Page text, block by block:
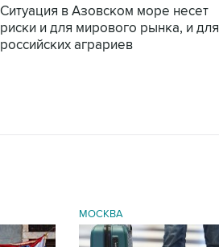
Ситуация в Азовском море несет
риски и для мирового рынка, и для
российских аграриев
МОСКВА